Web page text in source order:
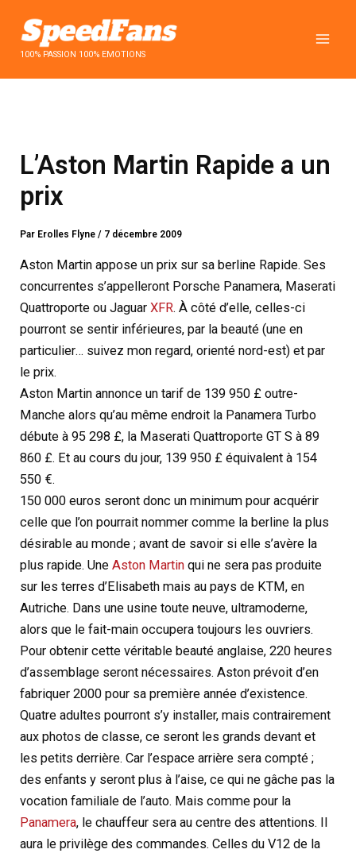
contenu100% PASSION 100% EMOTIONS
L’Aston Martin Rapide a un
prix
Par Erolles Flyne/ 7 décembre 2009
Aston Martin appose un prix sur sa berline Rapide. Ses
concurrentes s’appelleront Porsche Panamera, Maserati
Quattroporte ou JaguarXFR. À côté d’elle, celles-ci
pourront se sentir inférieures, par la beauté (une en
particulier… suivez mon regard, orienté nord-est) et par
le prix.
Aston Martin annonce un tarif de 139 950 £ outre-
Manche alors qu’au même endroit la Panamera Turbo
débute à 95 298 £, la Maserati Quattroporte GT S à 89
860 £. Et au cours du jour, 139 950 £ équivalent à 154
550 €.
150 000 euros seront donc un minimum pour acquérir
celle que l’on pourrait nommer comme la berline la plus
désirable au monde ; avant de savoir si elle s’avère la
plus rapide. UneAston Martin qui ne sera pas produite
sur les terres d’Elisabeth mais au pays de KTM, en
Autriche. Dans une usine toute neuve, ultramoderne,
alors que le fait-main occupera toujours les ouvriers.
Pour obtenir cette véritable beauté anglaise, 220 heures
d’assemblage seront nécessaires. Aston prévoit d’en
fabriquer 2000 pour sa première année d’existence.
Quatre adultes pourront s’y installer, mais contrairement
aux photos de classe, ce seront les grands devant et
les petits derrière. Car l’espace arrière sera compté ;
des enfants y seront plus à l’aise, ce qui ne gâche pas la
vocation familiale de l’auto. Mais comme pour la
Panamera, le chauffeur sera au centre des attentions. Il
aura le privilège des commandes. Celles du V12 de la